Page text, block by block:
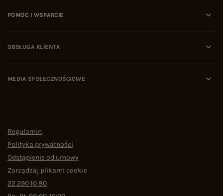
POMOC I WSPARCIE
OBSŁUGA KLIENTA
MEDIA SPOŁECZNOŚCIOWE
Regulamin
Polityka prywatności
Odstąpienie od umowy
Zarządzaj plikami cookie
22 290 10 80